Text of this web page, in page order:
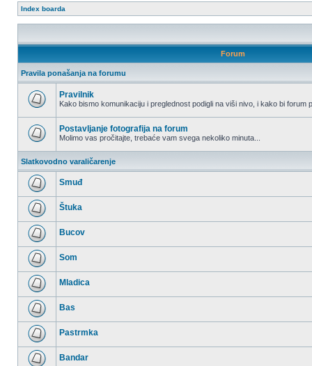
Index boarda
Forum
Pravila ponašanja na forumu
nepročitanih
postova
Pravilnik
Kako bismo komunikaciju i preglednost podigli na viši nivo, i kako bi forum
nepročitanih
postova
Postavljanje fotografija na forum
Molimo vas pročitajte, trebaće vam svega nekoliko minuta...
Slatkovodno varaličarenje
Nema
nepročitanih
postova
Smuđ
Nema
nepročitanih
postova
Štuka
Nema
nepročitanih
postova
Bucov
Nema
nepročitanih
postova
Som
Nema
nepročitanih
postova
Mladica
Nema
nepročitanih
postova
Bas
Nema
nepročitanih
postova
Pastrmka
Bandar